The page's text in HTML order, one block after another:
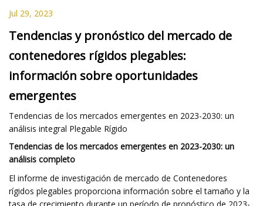
Jul 29, 2023
Tendencias y pronóstico del mercado de
contenedores rígidos plegables:
información sobre oportunidades
emergentes
Tendencias de los mercados emergentes en 2023-2030: un
análisis integral Plegable Rígido
Tendencias de los mercados emergentes en 2023-2030: un
análisis completo
El informe de investigación de mercado de Contenedores
rígidos plegables proporciona información sobre el tamaño y la